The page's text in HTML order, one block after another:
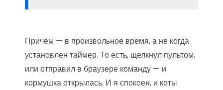
Причем — в произвольное время, а не когда
установлен таймер. То есть, щелкнул пультом,
или отправил в браузере команду — и
кормушка открылась. И я спокоен, и коты